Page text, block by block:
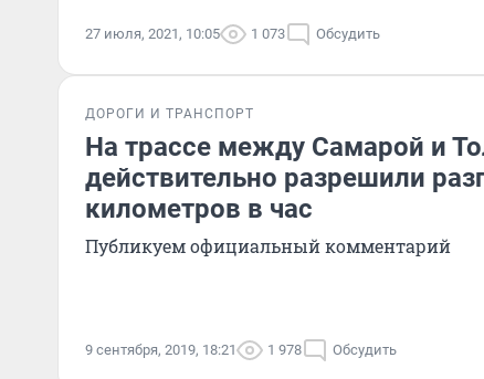
27 июля, 2021, 10:05 1 073 Обсудить
ДОРОГИ И ТРАНСПОРТ
На трассе между Самарой и
действительно разрешили
километров в час
Публикуем официальный комментарий
9 сентября, 2019, 18:21 1 978 Обсудить